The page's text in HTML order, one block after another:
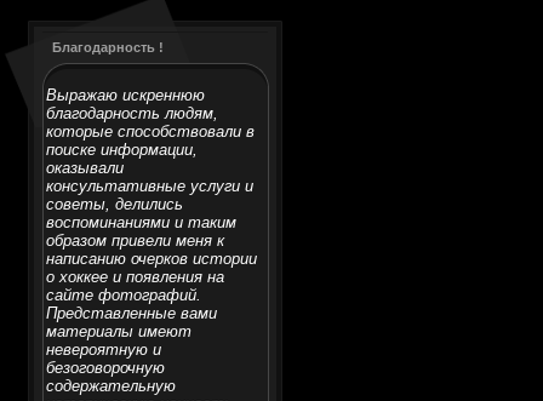
Благодарность !
Выражаю искреннюю
благодарность людям,
которые способствовали в
поиске информации,
оказывали
консультативные услуги и
советы, делились
воспоминаниями и таким
образом привели меня к
написанию очерков истории
о хоккее и появления на
сайте фотографий.
Представленные вами
материалы имеют
невероятную и
безоговорочную
содержательную